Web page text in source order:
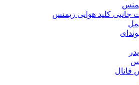
جانبی کلید هوایی زیمنس
فانال